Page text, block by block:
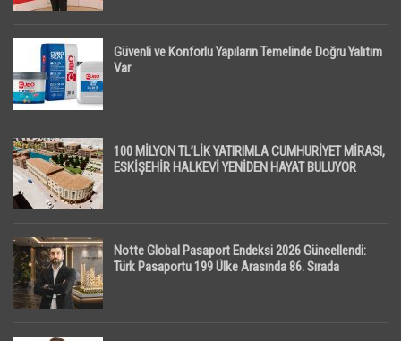
Güvenli ve Konforlu Yapıların Temelinde Doğru Yalıtım
Var
100 MİLYON TL’LİK YATIRIMLA CUMHURİYET MİRASI,
ESKİŞEHİR HALKEVİ YENİDEN HAYAT BULUYOR
Notte Global Pasaport Endeksi 2026 Güncellendi:
Türk Pasaportu 199 Ülke Arasında 86. Sırada